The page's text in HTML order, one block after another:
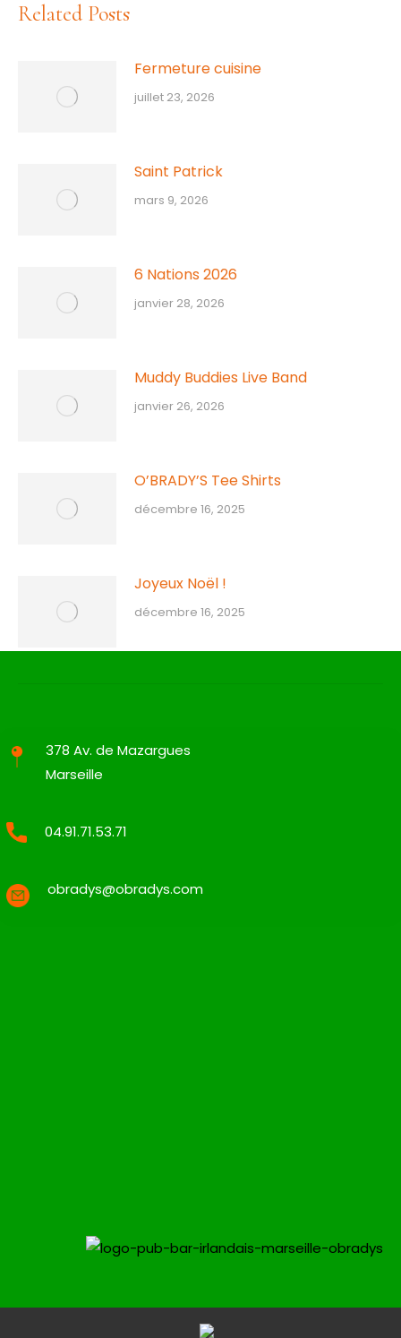
Related Posts
Fermeture cuisine
juillet 23, 2026
Saint Patrick
mars 9, 2026
6 Nations 2026
janvier 28, 2026
Muddy Buddies Live Band
janvier 26, 2026
O’BRADY’S Tee Shirts
décembre 16, 2025
Joyeux Noël !
décembre 16, 2025
378 Av. de Mazargues
Marseille
04.91.71.53.71
obradys@obradys.com